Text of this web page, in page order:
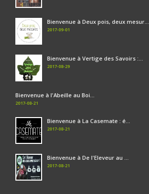
Bienvenue à Deux pois, deux mesur...
2017-09-01
Bienvenue à Vertige des Savoirs :...
2017-08-29
Bienvenue à l'Abeille au Boi...
2017-08-21
Bienvenue à La Casemate : é...
2017-08-21
Bienvenue à De l'Eleveur au ...
2017-08-21